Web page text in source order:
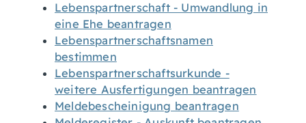
Lebenspartnerschaft - Umwandlung in
eine Ehe beantragen
Lebenspartnerschaftsnamen
bestimmen
Lebenspartnerschaftsurkunde -
weitere Ausfertigungen beantragen
Meldebescheinigung beantragen